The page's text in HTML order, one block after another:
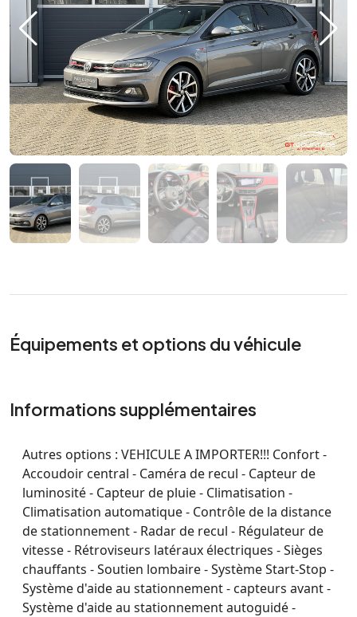
Previous Next
Équipements et options du véhicule
Informations supplémentaires
Autres options : VEHICULE A IMPORTER!!! Confort -
Accoudoir central - Caméra de recul - Capteur de
luminosité - Capteur de pluie - Climatisation -
Climatisation automatique - Contrôle de la distance
de stationnement - Radar de recul - Régulateur de
vitesse - Rétroviseurs latéraux électriques - Sièges
chauffants - Soutien lombaire - Système Start-Stop -
Système d'aide au stationnement - capteurs avant -
Système d'aide au stationnement autoguidé -